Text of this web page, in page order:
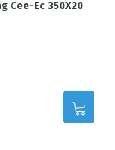
Cee-Ec 350X20